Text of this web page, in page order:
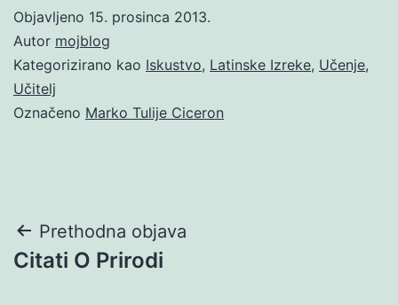
Objavljeno 15. prosinca 2013.
Autor mojblog
Kategorizirano kao Iskustvo, Latinske Izreke, Učenje,
Učitelj
Označeno Marko Tulije Ciceron
Navigacija
objava
Prethodna objava
Citati O Prirodi